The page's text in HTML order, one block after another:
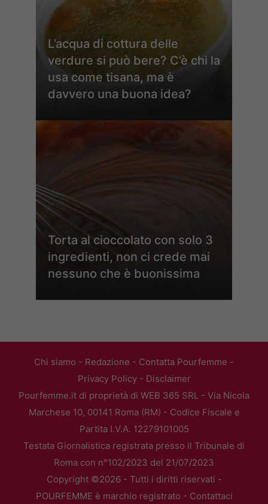
L’acqua di cottura delle
verdure si può bere? C’è chi la
usa come tisana, ma è
davvero una buona idea?
Torta al cioccolato con solo 3
ingredienti, non ci crede mai
nessuno che è buonissima
Chi siamo - Redazione - Contatta Pourfemme -
Privacy Policy- Disclaimer
Pourfemme.it di proprietà di WEB 365 SRL - Via Nicola
Marchese 10, 00141 Roma (RM) - Codice Fiscale e
Partita I.V.A. 12279101005
Testata Giornalistica registrata presso il Tribunale di
Roma con n°102/2023 del 21/07/2023
Copyright ©2026 - Tutti i diritti riservati -
POURFEMME è marchio registrato - Contattaci